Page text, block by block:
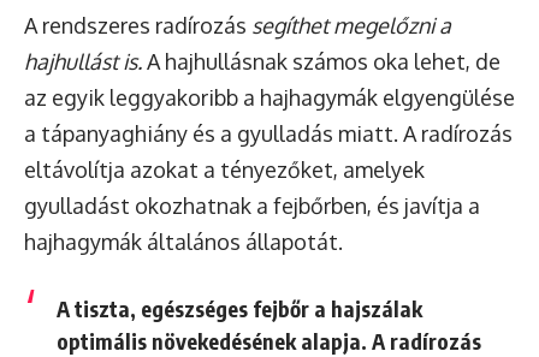
A rendszeres radírozás segíthet megelőzni a
hajhullást is.A hajhullásnak számos oka lehet, de
az egyik leggyakoribb a hajhagymák elgyengülése
a tápanyaghiány és a gyulladás miatt. A radírozás
eltávolítja azokat a tényezőket, amelyek
gyulladást okozhatnak a fejbőrben, és javítja a
hajhagymák általános állapotát.
A tiszta, egészséges fejbőr a hajszálak
optimális növekedésének alapja. A radírozás